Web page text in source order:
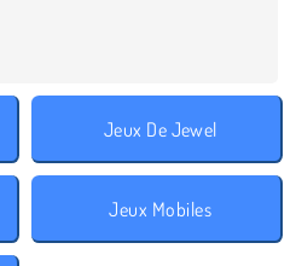
Jeux De Jewel
Jeux Mobiles